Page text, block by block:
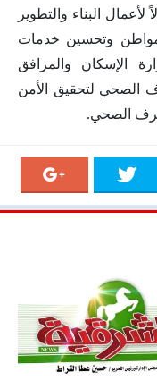
البناء والتطوير
وتحسين خدمات
الإسكان والمرافق
الصحي لتحقيق الأمن
الصحي.